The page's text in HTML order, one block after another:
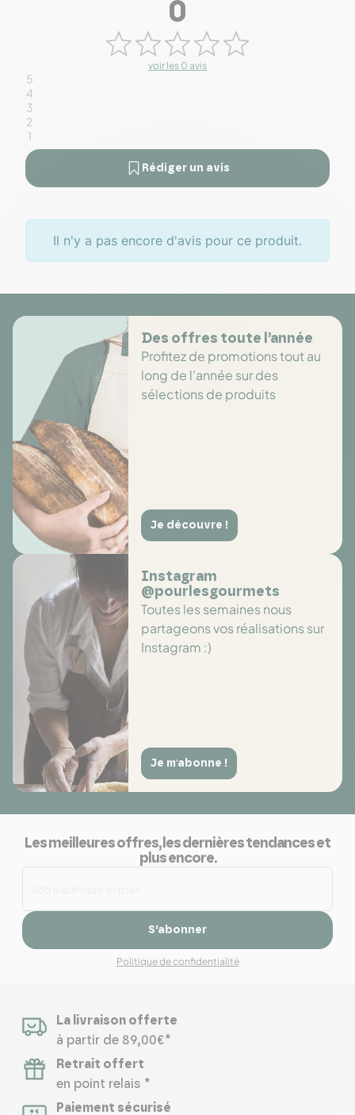
0
voir les 0 avis
5
4
3
2
1
Rédiger un avis
Il n'y a pas encore d'avis pour ce produit.
Des offres toute l’année
Profitez de promotions tout au
long de l'année sur des
sélections de produits
Je découvre !
Instagram
@pourlesgourmets
Toutes les semaines nous
partageons vos réalisations sur
Instagram :)
Je m'abonne !
Les meilleures offres, les dernières tendances et
plus encore.
S’abonner
Politique de confidentialité
La livraison offerte
à partir de 89,00€*
Retrait offert
en point relais *
Paiement sécurisé